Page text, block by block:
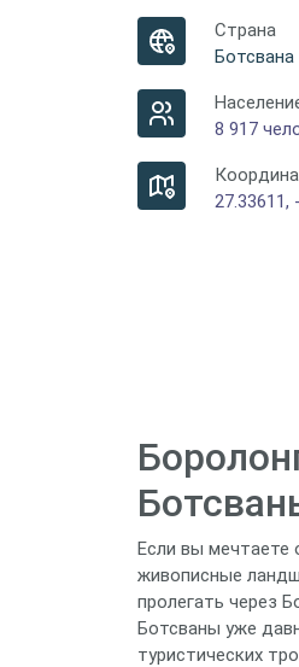
Страна
Ботсвана
8 917
27.33611,
Если вы мечтаете
живописные
пролегать через
Ботсваны уже
туристических